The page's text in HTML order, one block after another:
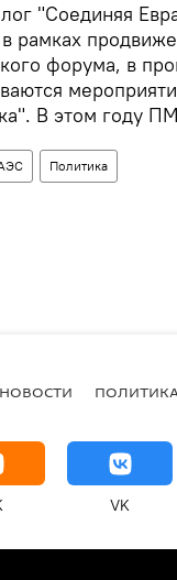
"Соединяя
рамках
форума, в
В этом году
Политика
НОВОСТИ ПОЛИТИКА
VK